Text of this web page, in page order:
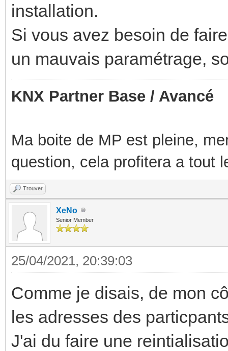
installation.
Si vous avez besoin de
un mauvais paramétrage,
KNX Partner Base / Avancé
Ma boite de MP est pleine,
question, cela profitera a tout
Trouver
XeNo
Senior Member
25/04/2021, 20:39:03
Comme je disais, de mon
les adresses des
J'ai du faire une